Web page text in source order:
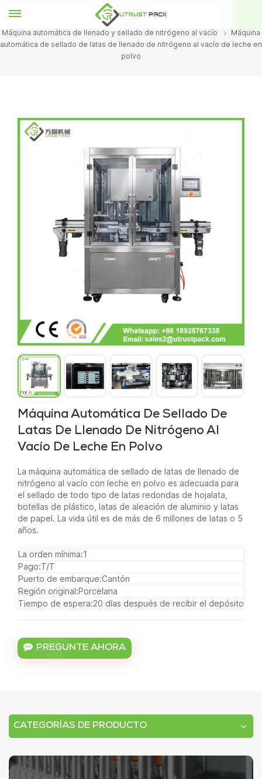
HOGAR
Máquina automática de llenado y sellado de nitrógeno al vacío
Máquina
automática de sellado de latas de llenado de nitrógeno al vacío de leche en
polvo
Máquina Automática De Sellado De
Latas De Llenado De Nitrógeno Al
Vacío De Leche En Polvo
La máquina automática de sellado de latas de llenado de
nitrógeno al vacío con leche en polvo es adecuada para
el sellado de todo tipo de latas redondas de hojalata,
botellas de plástico, latas de aleación de aluminio y latas
de papel. La vida útil es de más de 6 millones de latas o 5
años.
La orden mínima:1
Pago:T/T
Puerto de embarque:Cantón
Región original:Porcelana
Tiempo de espera:20 días después de recibir el depósito
PREGUNTE AHORA
CATEGORÍAS DE PRODUCTO